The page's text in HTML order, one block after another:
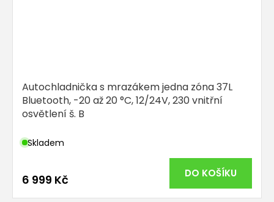
Autochladnička s mrazákem jedna zóna 37L
Bluetooth, -20 až 20 °C, 12/24V, 230 vnitřní
osvětlení š. B
Skladem
6 999 Kč DO KOŠÍKU